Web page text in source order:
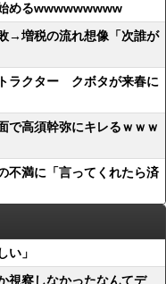
めるwwwwwwwww
→増税の流れ想像「次誰が
ラクター クボタが来春に
で高須幹弥にキレるｗｗｗ
不満に「言ってくれたら済
い」
視察しなかったなんてデ